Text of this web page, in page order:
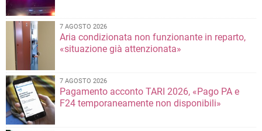
7 AGOSTO 2026
Aria condizionata non funzionante in reparto,
«situazione già attenzionata»
7 AGOSTO 2026
Pagamento acconto TARI 2026, «Pago PA e
F24 temporaneamente non disponibili»